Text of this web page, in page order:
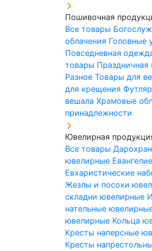
Пошивочная
Все товары
облачения Головные
Повседневная
товары Праздничная
Разное Товары для
для крещения
вешала Храмовые
принадлежности
Ювелирная
Все товары
ювелирные
Евхаристические
Жезлы и посохи
складни ювелирные
нательные
ювелирные Кольца
Кресты наперсные
Кресты